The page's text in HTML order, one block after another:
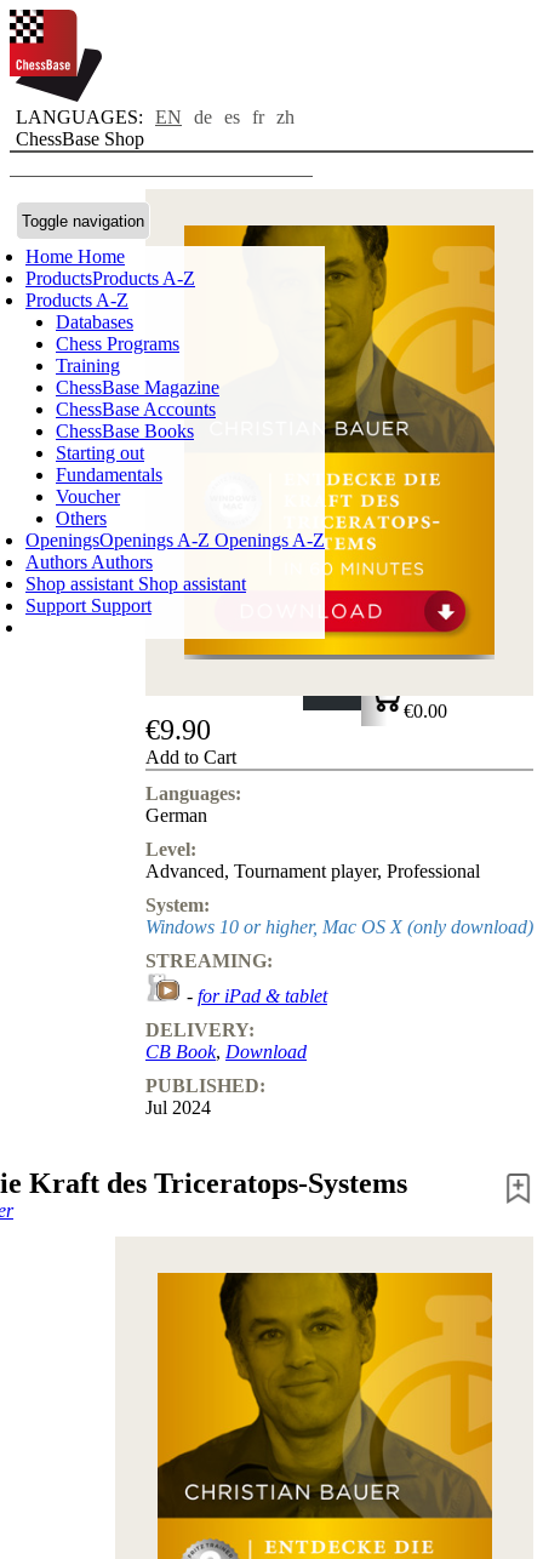
LANGUAGES: EN de es fr zh
ChessBase Shop
Toggle navigation
Home Home
ProductsProducts A-Z
Products A-Z
Databases
Chess Programs
Training
ChessBase Magazine
ChessBase Accounts
ChessBase Books
Starting out
Fundamentals
Voucher
Others
OpeningsOpenings A-Z Openings A-Z
Authors Authors
Shop assistant Shop assistant
Support Support
Login
SHOPPING CART
€0.00
€9.90
Add to Cart
Languages:
German
Level:
Advanced, Tournament player, Professional
System:
Windows 10 or higher, Mac OS X (only download)
STREAMING:
- for iPad & tablet
DELIVERY:
CB Book, Download
PUBLISHED:
Jul 2024
Kraft des Triceratops-Systems